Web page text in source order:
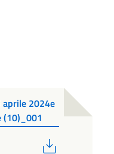
2024e
(10)_001